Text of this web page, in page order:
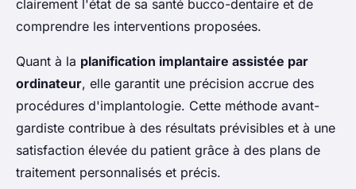
clairement l'état de sa santé bucco-dentaire et de
comprendre les interventions proposées.
Quant à la planification implantaire assistée par
ordinateur, elle garantit une précision accrue des
procédures d'implantologie. Cette méthode avant-
gardiste contribue à des résultats prévisibles et à une
satisfaction élevée du patient grâce à des plans de
traitement personnalisés et précis.